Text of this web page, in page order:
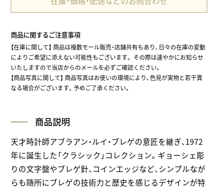
商品に関するご注意事項
【在庫に関して】 商品は複数モール販売・店舗共有もあり、日々の在庫の変動
によりご希望に添えない可能性もございます。 その際は速やかにお知らせ
いたしますので当店からのメールを必ずご確認ください。
【商品写真に関して】 商品写真はお使いの環境により、色見が実物と若干異
なる場合がございます。予めご了承ください。
商品説明
天才時計師アブラアン・ルイ・ブレゲの意匠を継ぎ、1972
年に誕生した「クラシック」コレクション。ギョーシェ彫
りの文字盤やブレゲ針、コインエッジなど、シンプルなが
らも随所にブレゲの技術力と歴史を感じるデザインが特